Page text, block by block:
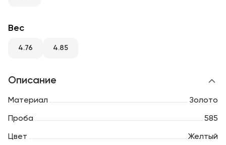
Вес
4.76 4.85
Описание
Материал Золото
Проба 585
Цвет Желтый